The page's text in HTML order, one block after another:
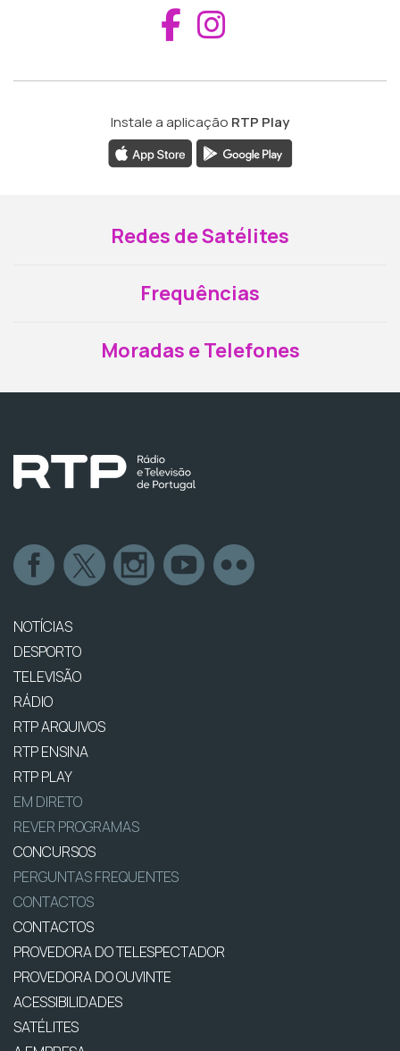
Aceder ao
Instale a aplicação RTP Play
Redes de Satélites
Frequências
Moradas e Telefones
NOTÍCIAS
DESPORTO
TELEVISÃO
RÁDIO
RTP ARQUIVOS
RTP ENSINA
RTP PLAY
EM DIRETO
REVER PROGRAMAS
CONCURSOS
PERGUNTAS FREQUENTES
CONTACTOS
CONTACTOS
PROVEDORA DO TELESPECTADOR
PROVEDORA DO OUVINTE
ACESSIBILIDADES
SATÉLITES